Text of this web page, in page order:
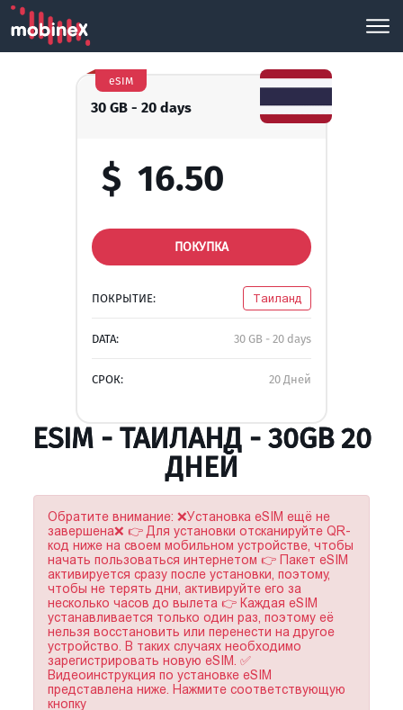
30 GB - 20 days
eSIM
$ 16.50
ПОКУПКА
ПОКРЫТИЕ: Таиланд
DATA: 30 GB - 20 days
СРОК: 20 Дней
ESIM - ТАИЛАНД - 30GB 20
ДНЕЙ
Обратите внимание: ❌Установка eSIM ещё не
завершена❌ 👉 Для установки отсканируйте QR-
код ниже на своем мобильном устройстве, чтобы
начать пользоваться интернетом 👉 Пакет eSIM
активируется сразу после установки, поэтому,
чтобы не терять дни, активируйте его за
несколько часов до вылета 👉 Каждая eSIM
устанавливается только один раз, поэтому её
нельзя восстановить или перенести на другое
устройство. В таких случаях необходимо
зарегистрировать новую eSIM. ✅
Видеоинструкция по установке eSIM
представлена ниже. Нажмите соответствующую
кнопку